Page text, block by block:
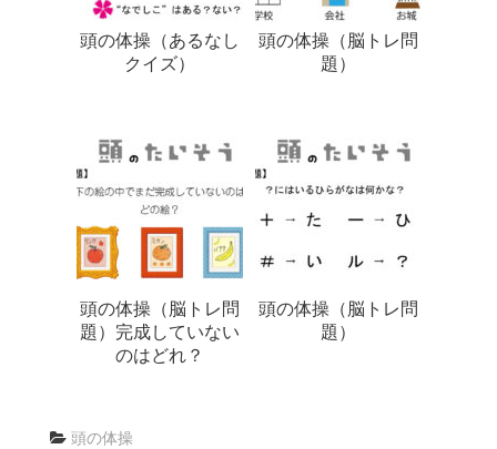
頭の体操（あるなし
クイズ）
頭の体操（脳トレ問
題）
頭の体操（脳トレ問
題）完成していない
のはどれ？
頭の体操（脳トレ問
題）
頭の体操